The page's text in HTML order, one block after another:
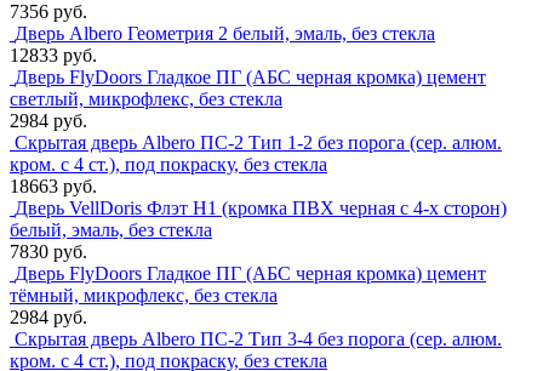
7356 руб.
Дверь Albero Геометрия 2 белый, эмаль, без стекла
12833 руб.
Дверь FlyDoors Гладкое ПГ (АБС черная кромка) цемент
светлый, микрофлекс, без стекла
2984 руб.
Скрытая дверь Albero ПС-2 Тип 1-2 без порога (сер. алюм.
кром. с 4 ст.), под покраску, без стекла
18663 руб.
Дверь VellDoris Флэт H1 (кромка ПВХ черная с 4-х сторон)
белый, эмаль, без стекла
7830 руб.
Дверь FlyDoors Гладкое ПГ (АБС черная кромка) цемент
тёмный, микрофлекс, без стекла
2984 руб.
Скрытая дверь Albero ПС-2 Тип 3-4 без порога (сер. алюм.
кром. с 4 ст.), под покраску, без стекла